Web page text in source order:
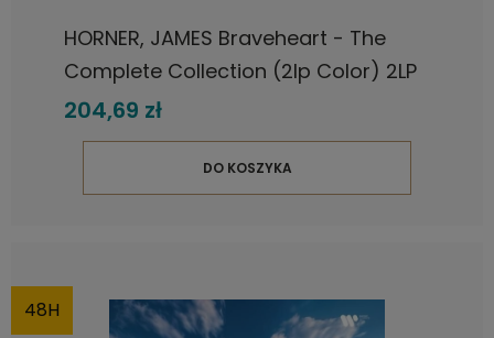
HORNER, JAMES Braveheart - The
Complete Collection (2lp Color) 2LP
204,69 zł
DO KOSZYKA
48H